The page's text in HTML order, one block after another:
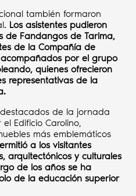
también formaron
Los asistentes pudieron
de Fandangos de Tarima,
de la Compañía de
por el grupo
quienes ofrecieron
representativas de la
de la jornada
Edificio Carolino,
más emblemáticos
a los visitantes
arquitectónicos y culturales
de los años se ha
de la educación superior